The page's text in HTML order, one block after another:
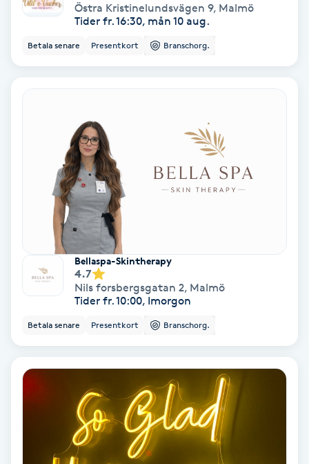
Gua Sha-massage
Headspa
Herrklippning
Hollywood Peel
Hot Stone Massage
Hot yoga
Hudföryngring
Huduppstramning
Östra Kristinelundsvägen 9, Malmö
Tider fr. 16:30, mån 10 aug.
Betala senare Presentkort Branschorg.
Bellaspa-Skintherapy
4.7
Nils forsbergsgatan 2, Malmö
Tider fr. 10:00, Imorgon
Betala senare Presentkort Branschorg.